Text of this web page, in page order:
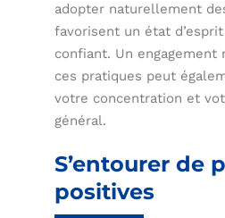
adopter naturellement
favorisent un état
confiant. Un engagement
ces pratiques peut
votre concentration et
général.
S’entourer de
positives